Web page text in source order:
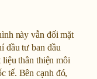
này vẫn đối mặt
đầu tư ban đầu
liệu thân thiện môi
tế. Bên cạnh đó,